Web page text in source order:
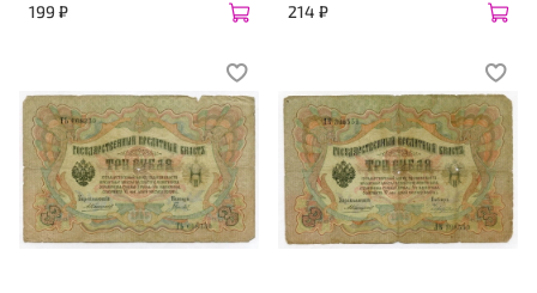
199 ₽
214 ₽